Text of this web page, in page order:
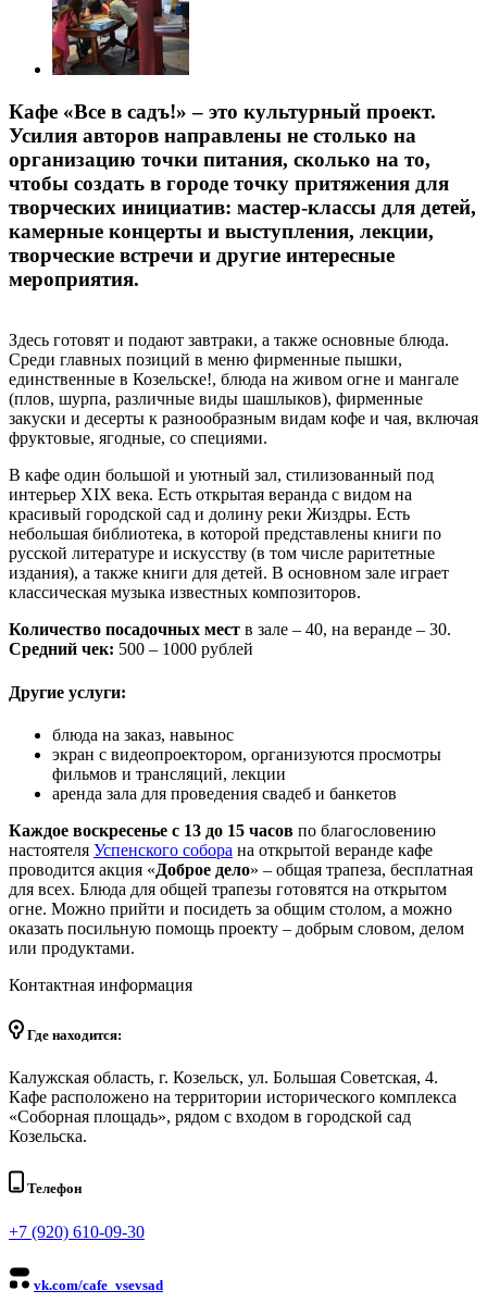
Кафе «Все в садъ!» – это культурный проект.
Усилия авторов направлены не столько на
организацию точки питания, сколько на то,
чтобы создать в городе точку притяжения для
творческих инициатив: мастер-классы для детей,
камерные концерты и выступления, лекции,
творческие встречи и другие интересные
мероприятия.
Здесь готовят и подают завтраки, а также основные блюда.
Среди главных позиций в меню фирменные пышки,
единственные в Козельске!, блюда на живом огне и мангале
(плов, шурпа, различные виды шашлыков), фирменные
закуски и десерты к разнообразным видам кофе и чая, включая
фруктовые, ягодные, со специями.
В кафе один большой и уютный зал, стилизованный под
интерьер XIX века. Есть открытая веранда с видом на
красивый городской сад и долину реки Жиздры. Есть
небольшая библиотека, в которой представлены книги по
русской литературе и искусству (в том числе раритетные
издания), а также книги для детей. В основном зале играет
классическая музыка известных композиторов.
Количество посадочных мест в зале – 40, на веранде – 30.
Средний чек: 500 – 1000 рублей
Другие услуги:
блюда на заказ, навынос
экран с видеопроектором, организуются просмотры
фильмов и трансляций, лекции
аренда зала для проведения свадеб и банкетов
Каждое воскресенье с 13 до 15 часов по благословению
настоятеля Успенского собора на открытой веранде кафе
проводится акция «Доброе дело» – общая трапеза, бесплатная
для всех. Блюда для общей трапезы готовятся на открытом
огне. Можно прийти и посидеть за общим столом, а можно
оказать посильную помощь проекту – добрым словом, делом
или продуктами.
Контактная информация
Где находится:
Калужская область, г. Козельск, ул. Большая Советская, 4.
Кафе расположено на территории исторического комплекса
«Соборная площадь», рядом с входом в городской сад
Козельска.
Телефон
+7 (920) 610-09-30
vk.com/cafe_vsevsad